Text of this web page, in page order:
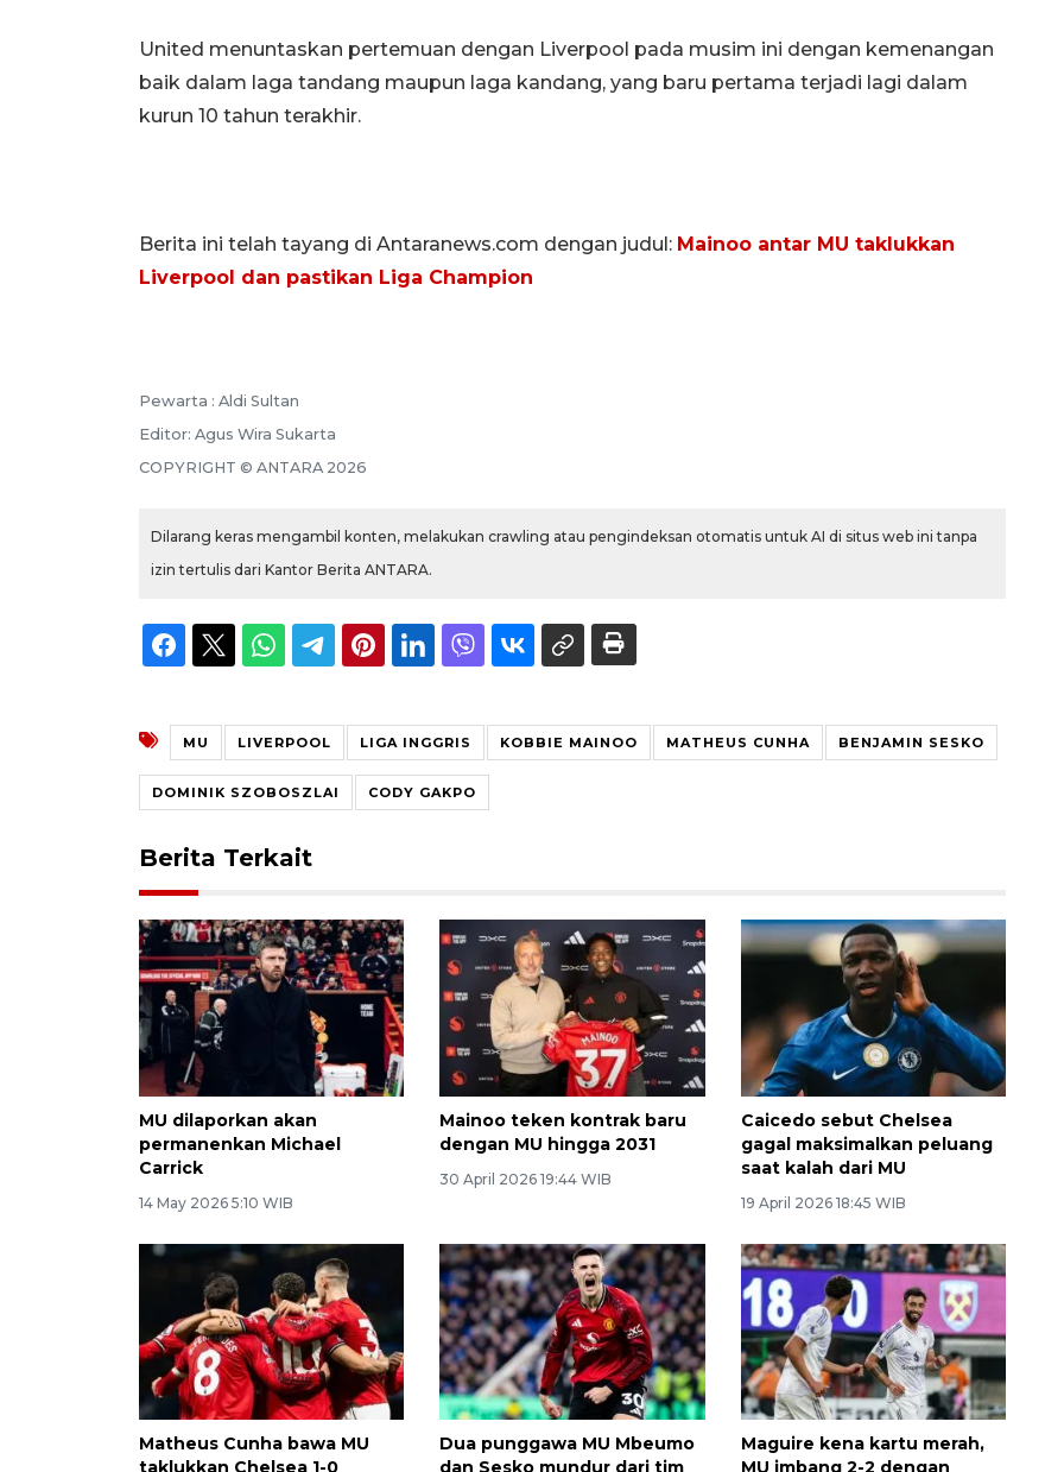
United menuntaskan pertemuan dengan Liverpool pada musim ini dengan kemenangan
baik dalam laga tandang maupun laga kandang, yang baru pertama terjadi lagi dalam
kurun 10 tahun terakhir.
Berita ini telah tayang di Antaranews.com dengan judul: Mainoo antar MU taklukkan
Liverpool dan pastikan Liga Champion
Pewarta : Aldi Sultan
Editor: Agus Wira Sukarta
COPYRIGHT © ANTARA 2026
Dilarang keras mengambil konten, melakukan crawling atau pengindeksan otomatis untuk AI di situs web ini tanpa
izin tertulis dari Kantor Berita ANTARA.
MU LIVERPOOL LIGA INGGRIS KOBBIE MAINOO MATHEUS CUNHA BENJAMIN SESKO
DOMINIK SZOBOSZLAI CODY GAKPO
Berita Terkait
MU dilaporkan akan
permanenkan Michael
Carrick
14 May 2026 5:10 WIB
Mainoo teken kontrak baru
dengan MU hingga 2031
30 April 2026 19:44 WIB
Caicedo sebut Chelsea
gagal maksimalkan peluang
saat kalah dari MU
19 April 2026 18:45 WIB
Matheus Cunha bawa MU
Dua punggawa MU Mbeumo
Maguire kena kartu merah,